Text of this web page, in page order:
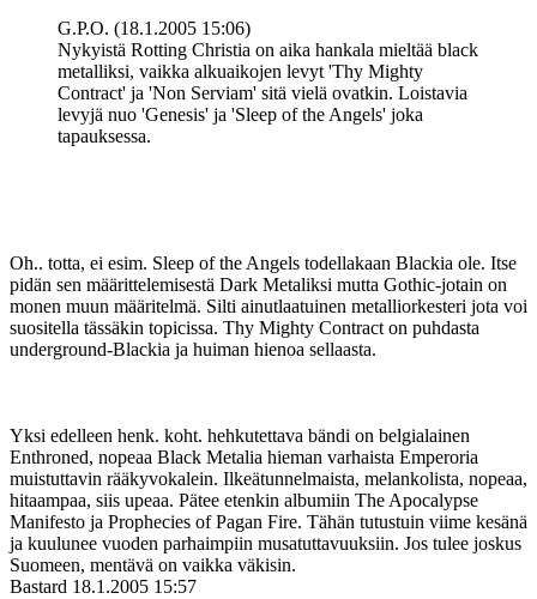
G.P.O. (18.1.2005 15:06)
Nykyistä Rotting Christia on aika hankala mieltää black
metalliksi, vaikka alkuaikojen levyt 'Thy Mighty
Contract' ja 'Non Serviam' sitä vielä ovatkin. Loistavia
levyjä nuo 'Genesis' ja 'Sleep of the Angels' joka
tapauksessa.
Oh.. totta, ei esim. Sleep of the Angels todellakaan Blackia ole. Itse
pidän sen määrittelemisestä Dark Metaliksi mutta Gothic-jotain on
monen muun määritelmä. Silti ainutlaatuinen metalliorkesteri jota voi
suositella tässäkin topicissa. Thy Mighty Contract on puhdasta
underground-Blackia ja huiman hienoa sellaasta.
Yksi edelleen henk. koht. hehkutettava bändi on belgialainen
Enthroned, nopeaa Black Metalia hieman varhaista Emperoria
muistuttavin rääkyvokalein. Ilkeätunnelmaista, melankolista, nopeaa,
hitaampaa, siis upeaa. Pätee etenkin albumiin The Apocalypse
Manifesto ja Prophecies of Pagan Fire. Tähän tutustuin viime kesänä
ja kuulunee vuoden parhaimpiin musatuttavuuksiin. Jos tulee joskus
Suomeen, mentävä on vaikka väkisin.
Bastard 18.1.2005 15:57